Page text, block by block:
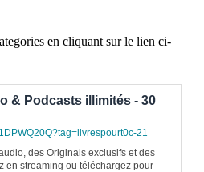
en cliquant sur le lien ci-
& Podcasts illimités - 30
21
des Originals exclusifs et des
en streaming ou téléchargez pour